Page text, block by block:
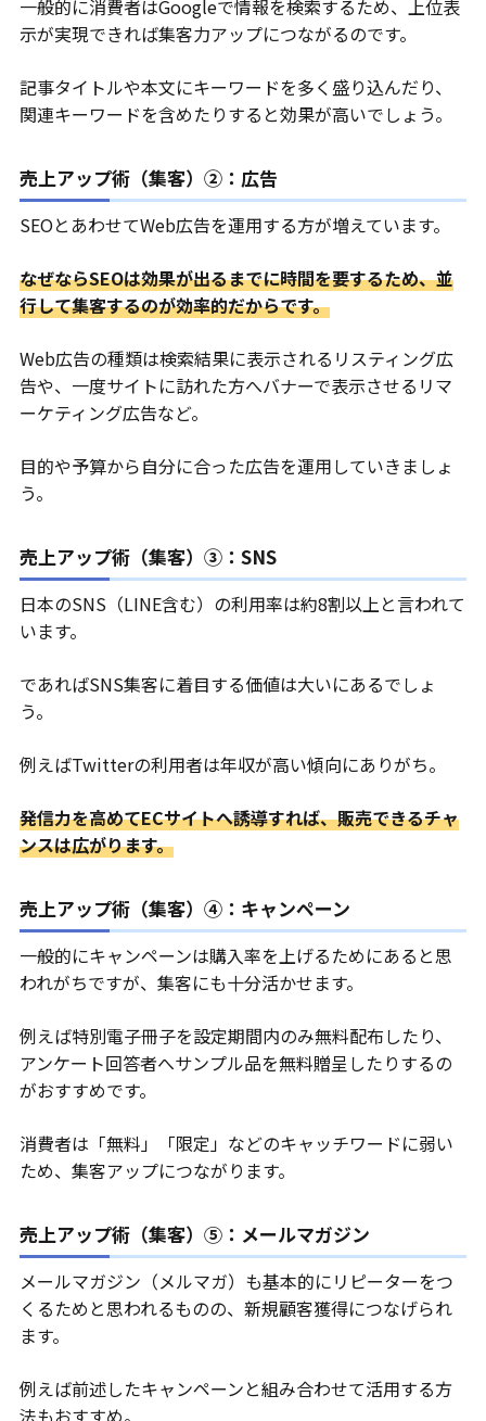
一般的に消費者はGoogleで情報を検索するため、上位表
示が実現できれば集客力アップにつながるのです。
記事タイトルや本文にキーワードを多く盛り込んだり、
関連キーワードを含めたりすると効果が高いでしょう。
売上アップ術（集客）②：広告
SEOとあわせてWeb広告を運用する方が増えています。
なぜならSEOは効果が出るまでに時間を要するため、並
行して集客するのが効率的だからです。
Web広告の種類は検索結果に表示されるリスティング広
告や、一度サイトに訪れた方へバナーで表示させるリマ
ーケティング広告など。
目的や予算から自分に合った広告を運用していきましょ
う。
売上アップ術（集客）③：SNS
日本のSNS（LINE含む）の利用率は約8割以上と言われて
います。
であればSNS集客に着目する価値は大いにあるでしょ
う。
例えばTwitterの利用者は年収が高い傾向にありがち。
発信力を高めてECサイトへ誘導すれば、販売できるチャ
ンスは広がります。
売上アップ術（集客）④：キャンペーン
一般的にキャンペーンは購入率を上げるためにあると思
われがちですが、集客にも十分活かせます。
例えば特別電子冊子を設定期間内のみ無料配布したり、
アンケート回答者へサンプル品を無料贈呈したりするの
がおすすめです。
消費者は「無料」「限定」などのキャッチワードに弱い
ため、集客アップにつながります。
売上アップ術（集客）⑤：メールマガジン
メールマガジン（メルマガ）も基本的にリピーターをつ
くるためと思われるものの、新規顧客獲得につなげられ
ます。
例えば前述したキャンペーンと組み合わせて活用する方
法もおすすめ。